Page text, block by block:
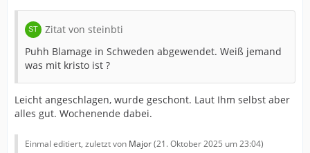
Zitat von steinbti
Puhh Blamage in Schweden abgewendet. Weiß jemand
was mit kristo ist ?
Leicht angeschlagen, wurde geschont. Laut Ihm selbst aber
alles gut. Wochenende dabei.
Einmal editiert, zuletzt von Major(21. Oktober 2025 um 23:04)